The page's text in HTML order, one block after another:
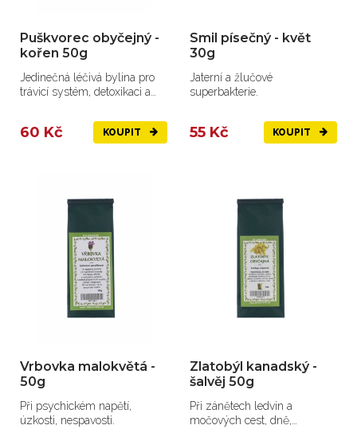
Puškvorec obyčejný -
kořen 50g
Jedinečná léčivá bylina pro
trávicí systém, detoxikaci a
60 Kč KOUPIT
Smil písečný - květ
30g
Jaterní a žlučové
superbakterie.
55 Kč KOUPIT
Vrbovka malokvětá -
50g
Při psychickém napětí,
úzkosti, nespavosti.
Zlatobýl kanadský -
šalvěj 50g
Při zánětech ledvin a
močových cest, dně,